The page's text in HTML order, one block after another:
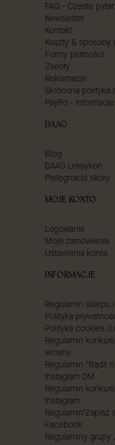
FAQ - Częste
Newsletter
Kontakt
Koszty & sposoby
Formy płatności
Zwroty
Reklamacje
Skrócona polityka
PayPo - informacje
DAAG
Blog
DAAG Leksykon
Pielęgnacja skóry
MOJE KONTO
Logowanie
Moje zamówienia
Ustawienia konta
INFORMACJE
Regulamin sklepu
Polityka
Polityka cookies
Regulamin
wiosny.
Regulamin "Bądź
Instagram DM
Regulamin
Instagram
Regulamin"Zapisz
Facebook
Regulaminy grupy